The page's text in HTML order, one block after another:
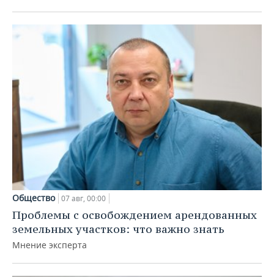
Общество 07 авг, 00:00
Проблемы с освобождением арендованных
земельных участков: что важно знать
Мнение эксперта